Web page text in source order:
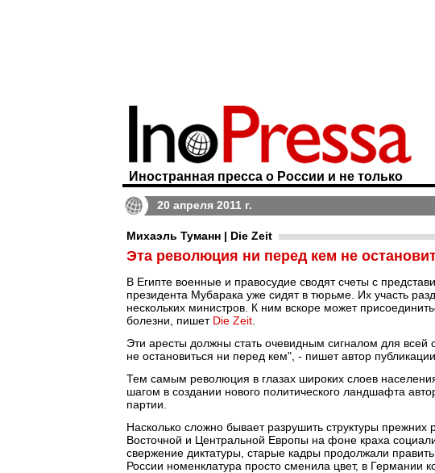
Иностранная пресса о России и не только
20 апреля 2011 г.
Михаэль Туманн | Die Zeit
Эта революция ни перед кем не
В Египте военные и правосудие сводят счеты с
президента Мубарака уже сидят в тюрьме. Их участь
нескольких министров. К ним вскоре может
болезни, пишет Die Zeit
Эти аресты должны стать очевидным сигналом для
не остановиться ни перед кем", - пишет автор
Тем самым революция в глазах широких слоев
шагом в создании нового политического ландшафта
партии.
Насколько сложно бывает разрушить структуры
Восточной и Центральной Европы на фоне краха
свержение диктатуры, старые кадры продолжали
России номенклатура просто сменила цвет, в